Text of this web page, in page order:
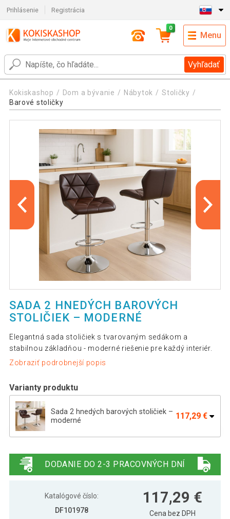
Prihlásenie Registrácia
Vyhľadať
0
Menu
Kokiskashop Dom a bývanie Nábytok
Stoličky
Barové stoličky
SADA 2 HNEDÝCH BAROVÝCH
STOLIČIEK – MODERNÉ
Elegantná sada stoličiek s tvarovaným sedákom a
stabilnou základňou - moderné riešenie pre každý interiér.
Zobraziť podrobnejší popis
Varianty produktu
Sada 2 hnedých barových stoličiek –
moderné
117,29 €
výškovo nastaviteľné
moderné
108,19 €
DODANIE DO 2-3 PRACOVNÝCH DNÍ
Katalógové číslo:
DF101978
117,29 €
Cena bez DPH